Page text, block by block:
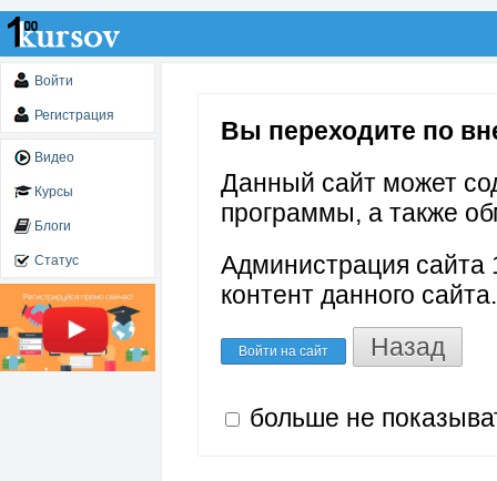
Войти
Регистрация
Видео
Курсы
Блоги
Статус
Вы переходите по
Данный сайт может
программы, а также
Администрация сайта
контент данного сайта.
Войти на сайт Назад
больше не